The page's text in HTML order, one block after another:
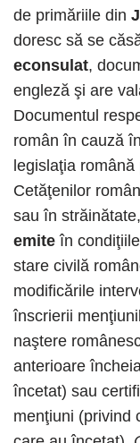
de primăriile din
doresc să se
econsulat,
engleză şi are
Documentul
român în cauză
legislaţia
Cetăţenilor
sau în
emite în
stare civilă
modificările
înscrierii
naştere
anterioare
încetat) sau
menţiuni (privind